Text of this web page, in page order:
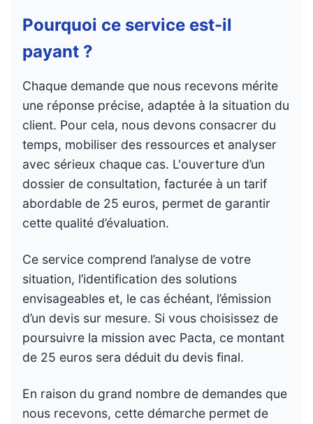
Pourquoi ce service est-il
payant ?
Chaque demande que nous recevons mérite
une réponse précise, adaptée à la situation du
client. Pour cela, nous devons consacrer du
temps, mobiliser des ressources et analyser
avec sérieux chaque cas. L'ouverture d’un
dossier de consultation, facturée à un tarif
abordable de 25 euros, permet de garantir
cette qualité d’évaluation.
Ce service comprend l’analyse de votre
situation, l’identification des solutions
envisageables et, le cas échéant, l’émission
d’un devis sur mesure. Si vous choisissez de
poursuivre la mission avec Pacta, ce montant
de 25 euros sera déduit du devis final.
En raison du grand nombre de demandes que
nous recevons, cette démarche permet de